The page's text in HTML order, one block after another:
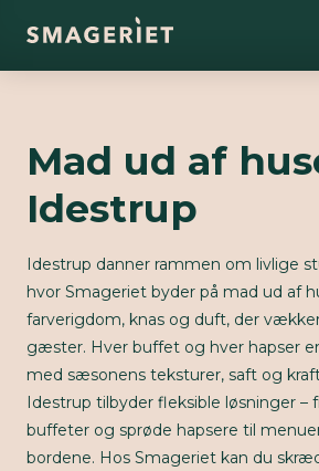
Mad ud af
Idestrup
Idestrup danner rammen om livlige
hvor Smageriet byder på mad ud af
farverigdom, knas og duft, der
gæster. Hver buffet og hver hapser
med sæsonens teksturer, saft og
Idestrup tilbyder fleksible løsninger –
buffeter og sprøde hapsere til
bordene. Hos Smageriet kan du